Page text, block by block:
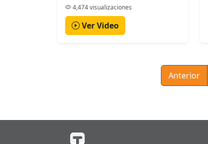
4,474 visualizaciones
Ver Video
Anterior